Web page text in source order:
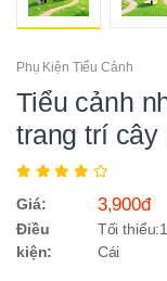
Phụ Kiện Tiểu Cảnh
Tiểu cảnh
trang trí cây
Giá: 3,900đ
Điều
kiện:
Tối thiểu:1
Cái